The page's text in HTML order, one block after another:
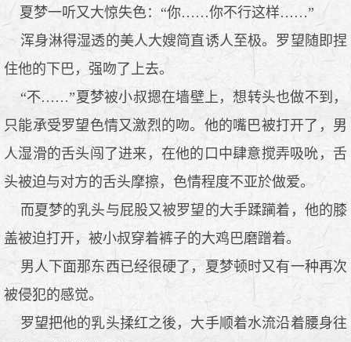
夏梦一听又大惊失色：“你……你不行这样……”
浑身淋得湿透的美人大嫂简直诱人至极。罗望随即捏
住他的下巴，强吻了上去。
“不……”夏梦被小叔摁在墙壁上，想转头也做不到，
只能承受罗望色情又激烈的吻。他的嘴巴被打开了，男
人湿滑的舌头闯了进来，在他的口中肆意搅弄吸吮，舌
头被迫与对方的舌头摩擦，色情程度不亚於做爱。
而夏梦的乳头与屁股又被罗望的大手蹂躏着，他的膝
盖被迫打开，被小叔穿着裤子的大鸡巴磨蹭着。
男人下面那东西已经很硬了，夏梦顿时又有一种再次
被侵犯的感觉。
罗望把他的乳头揉红之後，大手顺着水流沿着腰身往